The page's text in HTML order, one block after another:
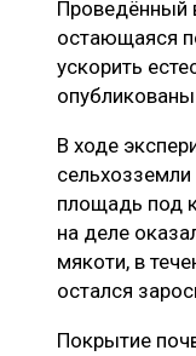
ЦБП
Проведённый
остающаяся
ускорить
В ходе
площадь под
на деле
мякоти, в
остался
Покрытие